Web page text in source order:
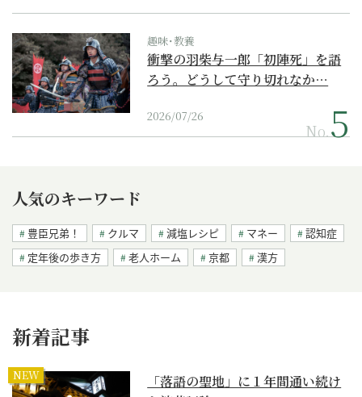
趣味･教養
衝撃の羽柴与一郎「初陣死」を語
ろう。どうして守り切れなか…
2026/07/26
No.
人気のキーワード
豊臣兄弟！ クルマ 減塩レシピ マネー
認知症
定年後の歩き方
老人ホーム 京都 漢方
新着記事
NEW
「落語の聖地」に１年間通い続け